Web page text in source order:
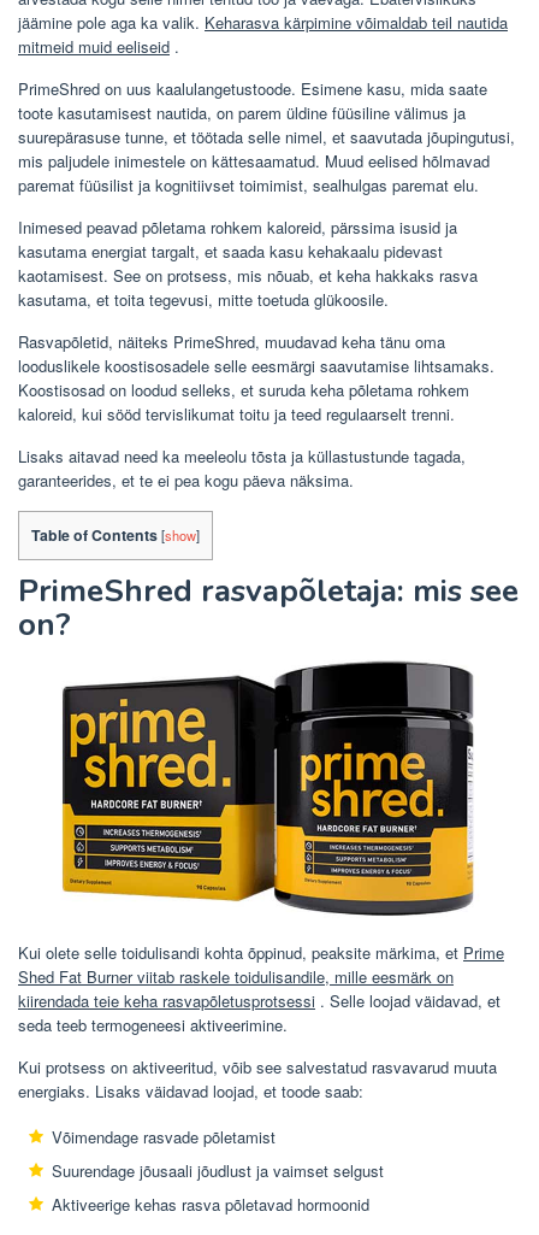
jäämine pole aga ka valik. Keharasva kärpimine võimaldab teil nautida
mitmeid muid eeliseid .
PrimeShred on uus kaalulangetustoode. Esimene kasu, mida saate
toote kasutamisest nautida, on parem üldine füüsiline välimus ja
suurepärasuse tunne, et töötada selle nimel, et saavutada jõupingutusi,
mis paljudele inimestele on kättesaamatud. Muud eelised hõlmavad
paremat füüsilist ja kognitiivset toimimist, sealhulgas paremat elu.
Inimesed peavad põletama rohkem kaloreid, pärssima isusid ja
kasutama energiat targalt, et saada kasu kehakaalu pidevast
kaotamisest. See on protsess, mis nõuab, et keha hakkaks rasva
kasutama, et toita tegevusi, mitte toetuda glükoosile.
Rasvapõletid, näiteks PrimeShred, muudavad keha tänu oma
looduslikele koostisosadele selle eesmärgi saavutamise lihtsamaks.
Koostisosad on loodud selleks, et suruda keha põletama rohkem
kaloreid, kui sööd tervislikumat toitu ja teed regulaarselt trenni.
Lisaks aitavad need ka meeleolu tõsta ja küllastustunde tagada,
garanteerides, et te ei pea kogu päeva näksima.
Table of Contents[show]
PrimeShred rasvapõletaja: mis see
on?
Kui olete selle toidulisandi kohta õppinud, peaksite märkima, et Prime
Shed Fat Burner viitab raskele toidulisandile, mille eesmärk on
kiirendada teie keha rasvapõletusprotsessi . Selle loojad väidavad, et
seda teeb termogeneesi aktiveerimine.
Kui protsess on aktiveeritud, võib see salvestatud rasvavarud muuta
energiaks. Lisaks väidavad loojad, et toode saab:
Võimendage rasvade põletamist
Suurendage jõusaali jõudlust ja vaimset selgust
Aktiveerige kehas rasva põletavad hormoonid